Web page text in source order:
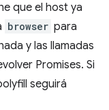
que el host ya
browser para
y las llamadas
Promises. Si
seguirá